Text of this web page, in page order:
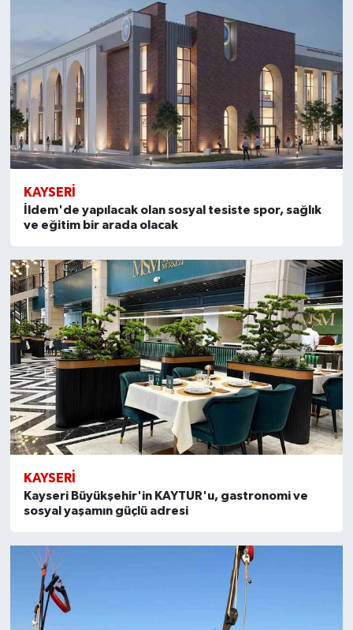
KAYSERI
İldem'de yapılacak olan sosyal tesiste spor, sağlık
ve eğitim bir arada olacak
KAYSERI
Kayseri Büyükşehir'in KAYTUR'u, gastronomi ve
sosyal yaşamın güçlü adresi